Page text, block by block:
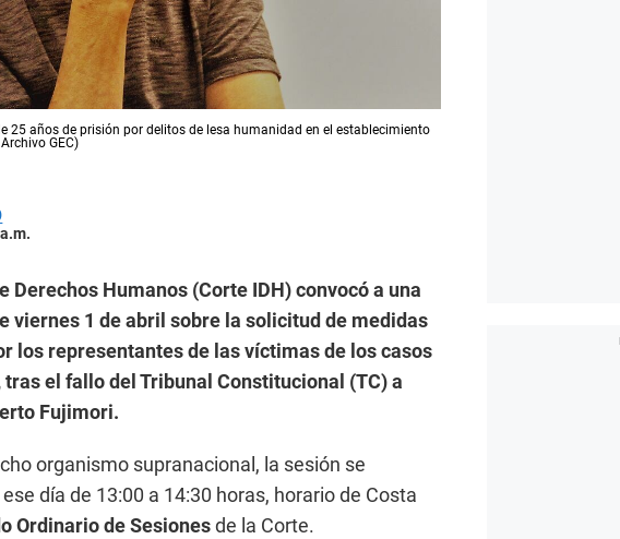
25 años de prisión por delitos de lesa humanidad en el establecimiento
GEC)
Derechos Humanos (Corte IDH) convocó a una
viernes 1 de abril sobre la solicitud de medidas
los representantes de las víctimas de los casos
el fallo del Tribunal Constitucional (TC) a
Fujimori.
organismo supranacional, la sesión se
día de 13:00 a 14:30 horas, horario de Costa
Ordinario de Sesionesde la Corte.